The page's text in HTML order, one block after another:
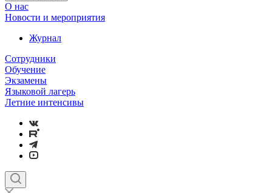
О нас
Новости и мероприятия
Журнал
Сотрудники
Обучение
Экзамены
Языковой лагерь
Летние интенсивы